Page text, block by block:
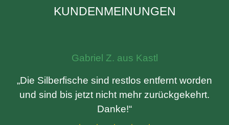
KUNDENMEINUNGEN
Gabriel Z. aus Kastl
„Die Silberfische sind restlos entfernt worden
und sind bis jetzt nicht mehr zurückgekehrt.
Danke!“